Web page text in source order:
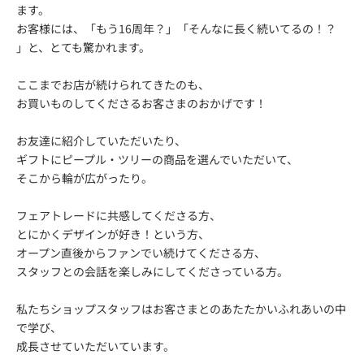
ます。
お客様には、「もう16周年？」「そんなに長く続いてるの！？
」と、とても驚かれます。
ここまでお店が続けられてきたのも、
お買いものしてくださるお客さまのおかげです！
お友達に紹介していただいたり、
ギフトにピープル・ツリーの商品を選んでいただいて、
そこから輪が広がったり。
フェアトレードに共感してくださる方、
とにかくデザインが好き！という方、
オープン直後からファンでい続けてくださる方、
スタッフとの会話を楽しみにしてくださっている方。
私たちショップスタッフはお客さまとのあたたかいふれあいの中
で学び、
成長させていただいています。